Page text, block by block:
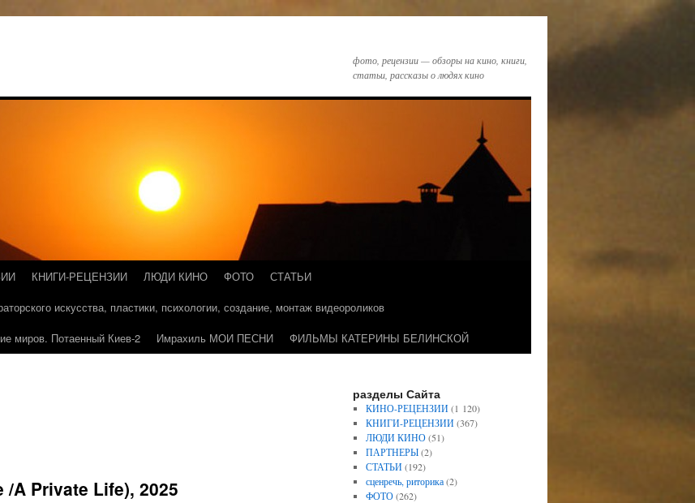
фото, рецензии — обзоры на кино, книги,
статьи, рассказы о людях кино
КНИГИ-РЕЦЕНЗИИ ЛЮДИ КИНО ФОТО
СТАТЬИ
искусства, пластики, психологии, создание, монтаж видеороликов
миров. Потаенный Киев-2 Имрахиль МОИ ПЕСНИ ФИЛЬМЫ КАТЕРИНЫ БЕЛИНСКОЙ
/A Private Life), 2025
разделы Сайта
КИНО-РЕЦЕНЗИИ(1 120)
КНИГИ-РЕЦЕНЗИИ(367)
ЛЮДИ КИНО(51)
ПАРТНЕРЫ(2)
СТАТЬИ(192)
сценречь, риторика(2)
ФОТО(262)